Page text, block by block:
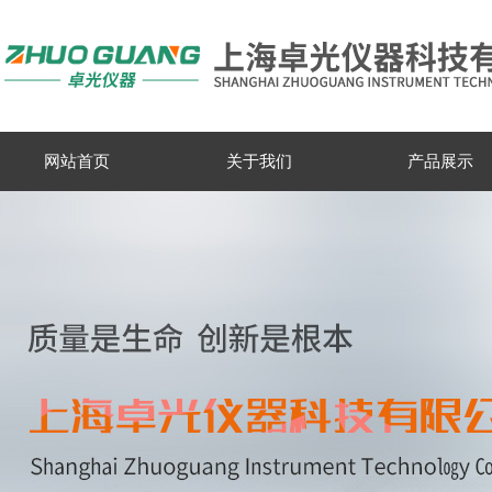
网站首页 关于我们 产品展示